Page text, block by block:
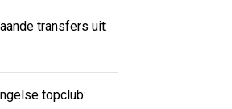
transfers uit
topclub: